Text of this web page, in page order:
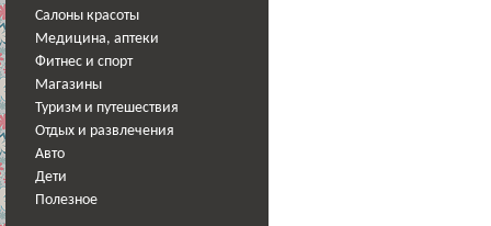
Салоны красоты
Медицина, аптеки
Фитнес и спорт
Магазины
Туризм и путешествия
Отдых и развлечения
Авто
Дети
Полезное